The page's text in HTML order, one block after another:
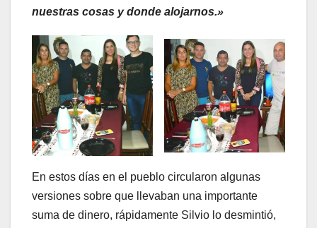
nuestras cosas y donde alojarnos.»
En estos días en el pueblo circularon algunas
versiones sobre que llevaban una importante
suma de dinero, rápidamente Silvio lo desmintió,